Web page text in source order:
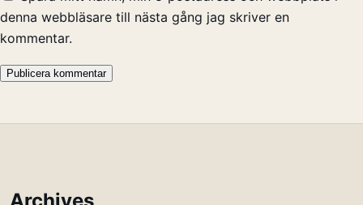
denna webbläsare till nästa gång jag skriver en
kommentar.